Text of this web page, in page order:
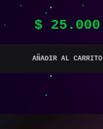
$25.000
AÑADIR AL CARRITO